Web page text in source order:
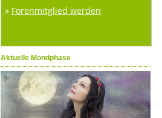
» Forenmitglied werden
Aktuelle Mondphase